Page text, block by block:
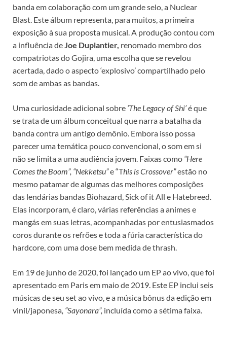
banda em colaboração com um grande selo, a Nuclear
Blast. Este álbum representa, para muitos, a primeira
exposição à sua proposta musical. A produção contou com
a influência deJoe Duplantier, renomado membro dos
compatriotas do Gojira, uma escolha que se revelou
acertada, dado o aspecto ‘explosivo’ compartilhado pelo
som de ambas as bandas.
Uma curiosidade adicional sobre ‘The Legacy of Shi’é que
se trata de um álbum conceitual que narra a batalha da
banda contra um antigo demônio. Embora isso possa
parecer uma temática pouco convencional, o som em si
não se limita a uma audiência jovem. Faixas como “Here
Comes the Boom”, “Nekketsu”e“This is Crossover”estão no
mesmo patamar de algumas das melhores composições
das lendárias bandas Biohazard, Sick of it All e Hatebreed.
Elas incorporam, é claro, várias referências a animes e
mangás em suas letras, acompanhadas por entusiasmados
coros durante os refrões e toda a fúria característica do
hardcore, com uma dose bem medida de thrash.
Em 19 de junho de 2020, foi lançado um EP ao vivo, que foi
apresentado em Paris em maio de 2019. Este EP inclui seis
músicas de seu set ao vivo, e a música bônus da edição em
vinil/japonesa, “Sayonara”, incluída como a sétima faixa.